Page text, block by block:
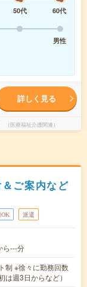
50代
60代
男性
詳しく見る
医療福祉介護関連）
ご案内など
OK 派遣
ら---分
制 ※徐々に勤務回数
週3日からなど）